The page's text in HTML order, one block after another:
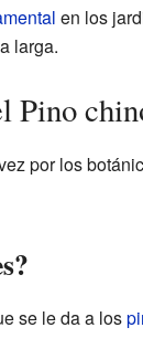
en los
larga.
por los
se le da a los